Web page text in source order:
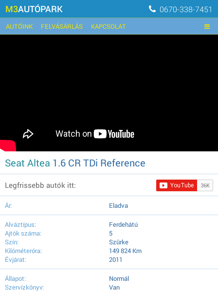
M3AUTÓPARK 0670-338-7451
AUTÓINK FELVÁSÁRLÁS KAPCSOLAT
Seat Altea 1.6 CR TDi Reference
Legfrissebb autók itt:
Ár: Eladva
Alváztípus:
Ferdehátú
Ajtók száma:
5
Szín:
Szürke
Kilóméteróra:
149 824 Km
Évjárat:
2011
Állapot:
Normál
Szervízkönyv:
Van